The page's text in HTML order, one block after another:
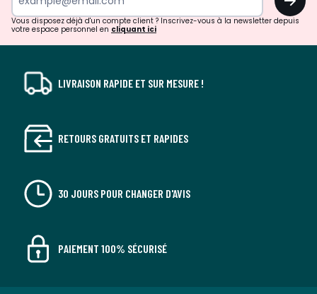
Vous disposez déjà d'un compte client ? Inscrivez-vous à la newsletter depuis
votre espace personnel en cliquant ici
LIVRAISON RAPIDE ET SUR MESURE !
RETOURS GRATUITS ET RAPIDES
30 JOURS POUR CHANGER D'AVIS
PAIEMENT 100% SÉCURISÉ